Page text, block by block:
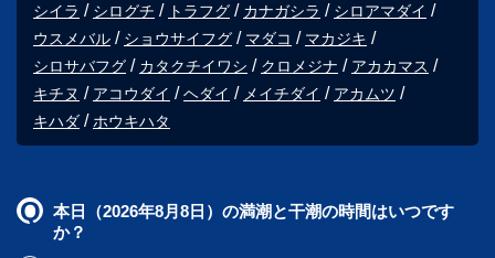
シイラ
シログチ トラフグ カナガシラ
シロアマダイ
ウスメバル
ショウサイフグ マダコ
マカジキ
シロサバフグ
カタクチイワシ クロメジナ
アカカマス
キチヌ
アコウダイ ヘダイ メイチダイ
アカムツ
キハダ
ホウキハタ
本日（2026年8月8日）の満潮と干潮の時間はいつです
か？